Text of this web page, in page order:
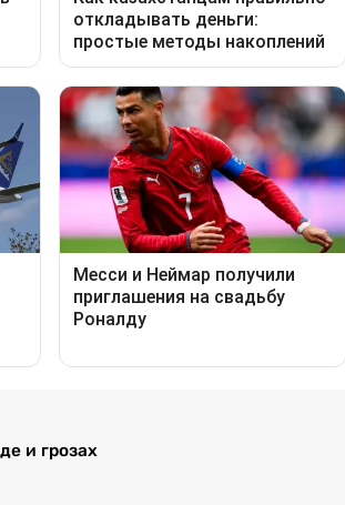
и грозах